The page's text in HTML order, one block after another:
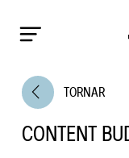
arrow_back_ios TORNAR
CONTENT